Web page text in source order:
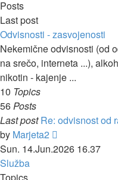
Posts
Last post
Odvisnosti - zasvojenosti
Nekemične odvisnosti (od
na srečo, interneta ...),
nikotin - kajenje ...
10 Topics
56Posts
Last post Re: odvisnost od
by Marjeta2
the
Sun. 14.Jun.2026 16.37
Služba